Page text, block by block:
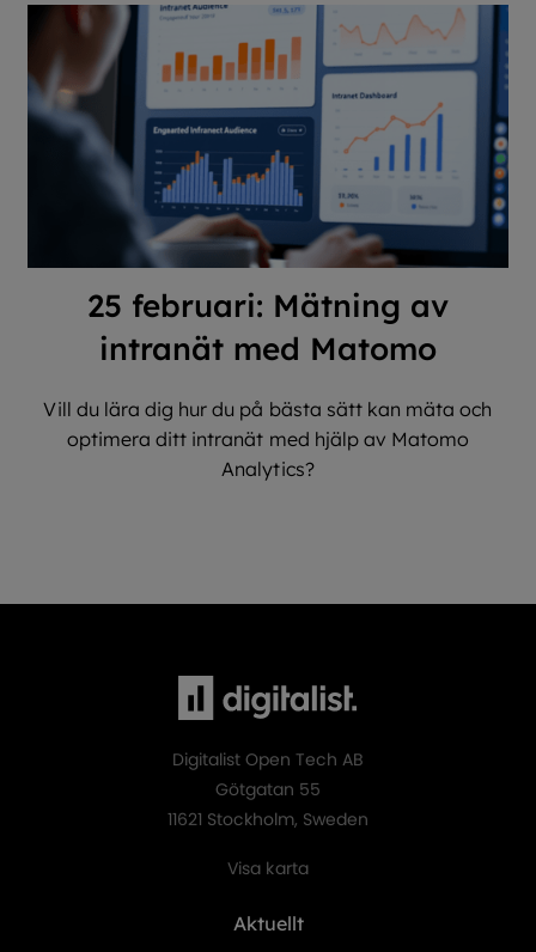
25 februari: Mätning av
intranät med Matomo
Vill du lära dig hur du på bästa sätt kan mäta och
optimera ditt intranät med hjälp av Matomo
Analytics?
Digitalist Open Tech AB
Götgatan 55
11621 Stockholm, Sweden
Visa karta
Aktuellt